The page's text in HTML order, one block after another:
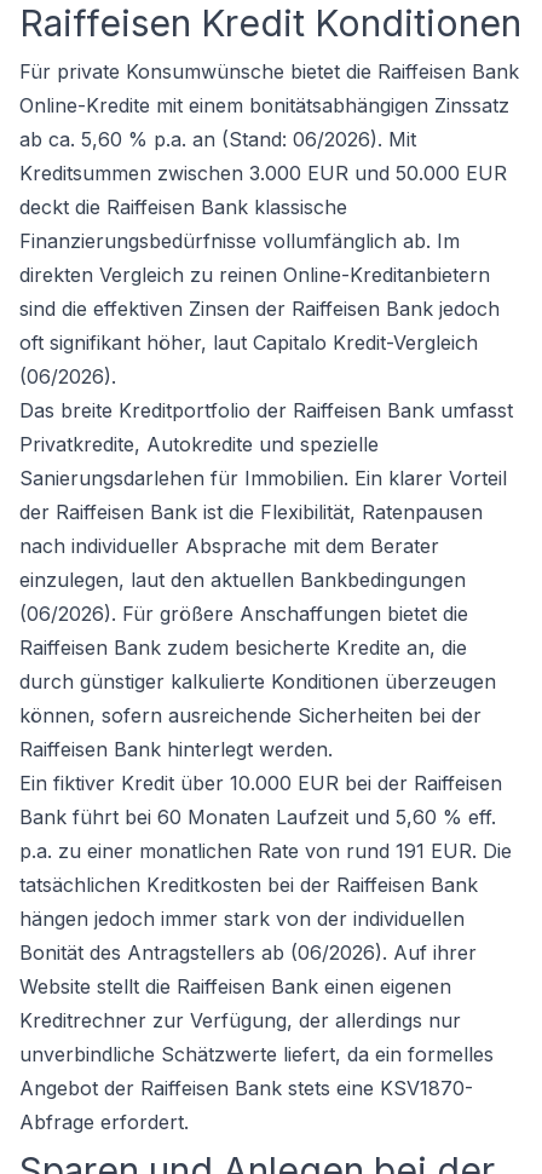
Raiffeisen Kredit Konditionen
Für private Konsumwünsche bietet die Raiffeisen Bank
Online-Kredite mit einem bonitätsabhängigen Zinssatz
ab ca. 5,60 % p.a. an (Stand: 06/2026). Mit
Kreditsummen zwischen 3.000 EUR und 50.000 EUR
deckt die Raiffeisen Bank klassische
Finanzierungsbedürfnisse vollumfänglich ab. Im
direkten Vergleich zu reinen Online-Kreditanbietern
sind die effektiven Zinsen der Raiffeisen Bank jedoch
oft signifikant höher, laut Capitalo Kredit-Vergleich
(06/2026).
Das breite Kreditportfolio der Raiffeisen Bank umfasst
Privatkredite, Autokredite und spezielle
Sanierungsdarlehen für Immobilien. Ein klarer Vorteil
der Raiffeisen Bank ist die Flexibilität, Ratenpausen
nach individueller Absprache mit dem Berater
einzulegen, laut den aktuellen Bankbedingungen
(06/2026). Für größere Anschaffungen bietet die
Raiffeisen Bank zudem besicherte Kredite an, die
durch günstiger kalkulierte Konditionen überzeugen
können, sofern ausreichende Sicherheiten bei der
Raiffeisen Bank hinterlegt werden.
Ein fiktiver Kredit über 10.000 EUR bei der Raiffeisen
Bank führt bei 60 Monaten Laufzeit und 5,60 % eff.
p.a. zu einer monatlichen Rate von rund 191 EUR. Die
tatsächlichen Kreditkosten bei der Raiffeisen Bank
hängen jedoch immer stark von der individuellen
Bonität des Antragstellers ab (06/2026). Auf ihrer
Website stellt die Raiffeisen Bank einen eigenen
Kreditrechner zur Verfügung, der allerdings nur
unverbindliche Schätzwerte liefert, da ein formelles
Angebot der Raiffeisen Bank stets eine KSV1870-
Abfrage erfordert.